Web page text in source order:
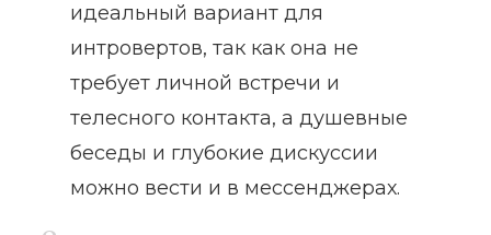
идеальный вариант для
интровертов, так как она не
требует личной встречи и
телесного контакта, а душевные
беседы и глубокие дискуссии
можно вести и в мессенджерах.